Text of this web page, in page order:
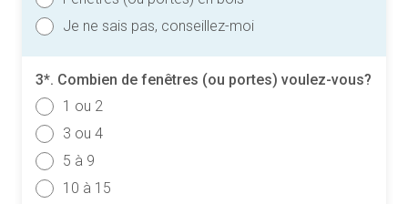
Je ne sais pas, conseillez-moi
3*. Combien de fenêtres (ou portes) voulez-vous?
1 ou 2
3 ou 4
5 à 9
10 à 15